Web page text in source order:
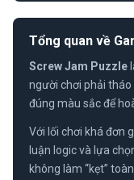
Tổng quan về
Screw Jam Puzzle
người chơi phải tháo
đúng màu sắc để
Với lối chơi khá đơn
luận logic và lựa
không làm “kẹt”